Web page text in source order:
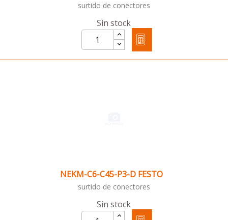
surtido de conectores
Sin stock
NEKM-C6-C45-P3-D FESTO
surtido de conectores
Sin stock